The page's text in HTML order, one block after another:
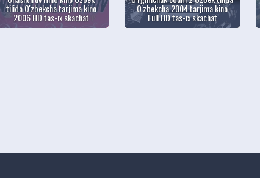
tilida O'zbekcha tarjima kino
2006 HD tas-ix skachat
O'zbekcha 2004 tarjima kino
Full HD tas-ix skachat